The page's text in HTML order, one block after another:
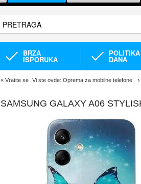
BRZA
ISPORUKA DANA
« Vratite se Vi ste ovde: Oprema za mobilne telefone
SAMSUNG GALAXY A06